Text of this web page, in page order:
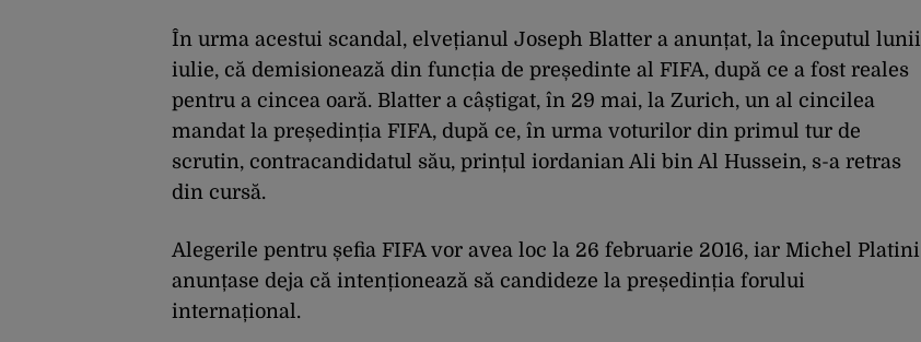
În urma acestui scandal, elvețianul Joseph Blatter a anunțat, la începutul lunii
iulie, că demisionează din funcția de președinte al FIFA, după ce a fost reales
pentru a cincea oară. Blatter a câștigat, în 29 mai, la Zurich, un al cincilea
mandat la președinția FIFA, după ce, în urma voturilor din primul tur de
scrutin, contracandidatul său, prințul iordanian Ali bin Al Hussein, s-a retras
din cursă.
Alegerile pentru șefia FIFA vor avea loc la 26 februarie 2016, iar Michel Platini
anunțase deja că intenționează să candideze la președinția forului
internațional.